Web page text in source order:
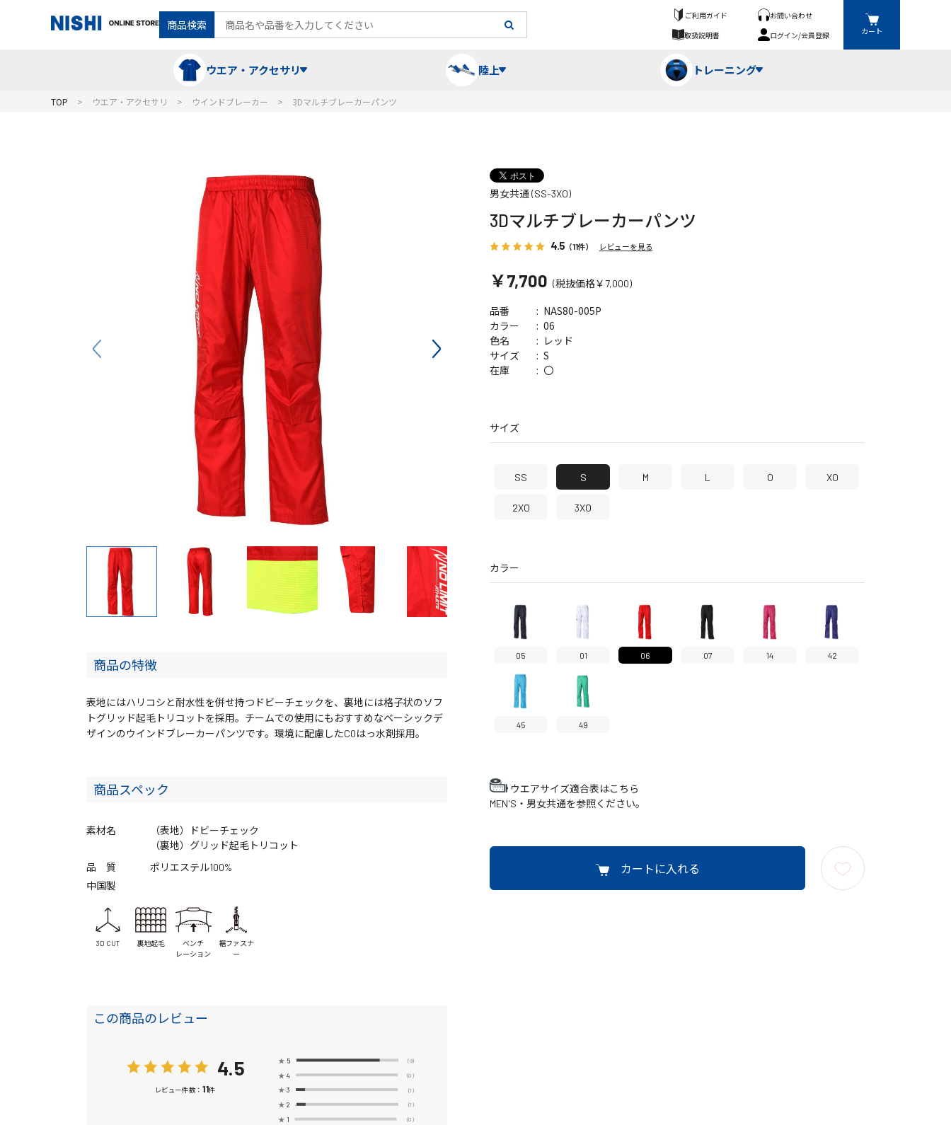
商品検索
ご利用ガイド
お問い合わせ
取扱説明書
ログイン/会員登録 カート
ウエア・アクセサリ
ランニングシャツ・パンツ レーシングシャツ・タイツ
スウェット ベスト
コート 手袋
キーホルダー
アクセサリ
陸上
グラウンド用品 消耗品・スペアパーツ
トレーニング
バランス
フォーム・動きづくり ミニハードル・ハードル
メディシンボール
TOP ウエア・アクセサリ ウインドブレーカー 3Dマルチブレーカーパンツ
商品の特徴
表地にはハリコシと耐水性を併せ持つドビーチェックを、裏地には格子状のソフ
トグリッド起毛トリコットを採用。チームでの使用にもおすすめなベーシックデ
ザインのウインドブレーカーパンツです。環境に配慮したC0はっ水剤採用。
商品スペック
素材名
（表地）ドビーチェック
（裏地）グリッド起毛トリコット
品 質
ポリエステル100%
中国製
3D CUT 裏地起毛
ベンチ
レーション
裾ファスナ
ー
この商品のレビュー
4.5
レビュー件数： 11件
★ 5 (9)
★ 4 (0)
★ 3 (1)
★ 2 (1)
★ 1 (0)
男女共通 (SS-3XO)
3Dマルチブレーカーパンツ
4.5 （11件） レビューを見る
￥7,700 (税抜価格￥7,000)
品番 NAS80-005P
サイズ S
カラー 06
在庫 〇
色名 レッド
サイズ
SS S M L O XO
2XO 3XO
カラー
05 01 06 07 14 42
45 49
ウエアサイズ適合表はこちら
MEN'S・男女共通を参照ください。
カートに入れる